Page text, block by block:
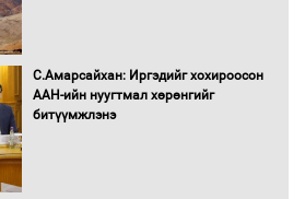
С.Амарсайхан: Иргэдийг хохироосон
ААН-ийн нуугтмал хөрөнгийг
битүүмжлэнэ